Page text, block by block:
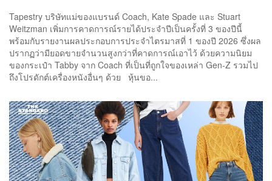
Tapestry บริษัทแม่ของแบรนด์ Coach, Kate Spade และ Stuart
Weitzman เพิ่มการคาดการณ์รายได้ประจำปีเป็นครั้งที่ 3 ของปีนี้
พร้อมกับรายงานผลประกอบการประจำไตรมาสที่ 1 ของปี 2026 ซึ่งผล
ปรากฏว่ามียอดขายจำนวนสูงกว่าที่คาดการณ์เอาไว้ ด้วยความนิยม
ของกระเป๋า Tabby จาก Coach ที่เป็นที่ถูกใจของเหล่า Gen-Z รวมไป
ถึงโปรดักต์เครื่องหนังอื่นๆ ด้วย หุ้นขอ...